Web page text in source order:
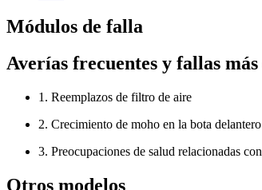
Módulos de falla
Averías frecuentes y fallas más
1. Reemplazos de filtro de aire
2. Crecimiento de moho en la bota
3. Preocupaciones de salud relacionadas
Otros modelos